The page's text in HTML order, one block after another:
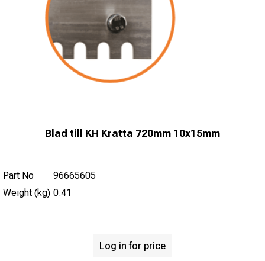
Blad till KH Kratta 720mm 10x15mm
Part No
96665605
Weight (kg) 0.41
Log in for price